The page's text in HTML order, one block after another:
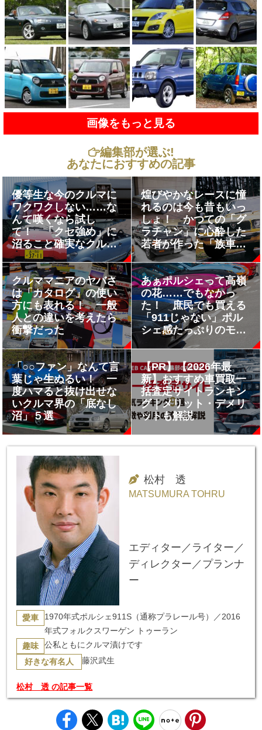
画像をもっと見る
編集部が選ぶ!
あなたにおすすめの記事
優等生な今のクルマに
ワクワクしない……な
んて嘆くなら試し
て！ 「クセ強め」に
沼ること確実なクルマ
５選
煌びやかなレースに憧
れるのは今も昔もいっ
しょ！ かつての「グ
ラチャン」に心酔した
若者が作った「族車カ
スタム」のベース車３
台
クルママニアのヤバさ
は「カタログ」の使い
方にも表れる！ 一般
人との違いを考えたら
衝撃だった
あぁポルシェって高嶺
の花……でもなかっ
た！ 庶民でも買える
「911じゃない」ポル
シェ感たっぷりのモデ
「○○ファン」なんて言
葉じゃ生ぬるい！ 一
度ハマると抜け出せな
いクルマ界の「底なし
沼」５選
【PR】【2026年最
新】おすすめ車買取一
括査定サイトランキン
グ｜メリット・デメリ
ットも解説
松村 透
MATSUMURA TOHRU
エディター／ライター／
ディレクター／プランナ
ー
愛車
1970年式ポルシェ911S（通称プラレール号）／2016
年式フォルクスワーゲン トゥーラン
趣味 公私ともにクルマ漬けです
好きな有名人 藤沢武生
松村 透 の記事一覧